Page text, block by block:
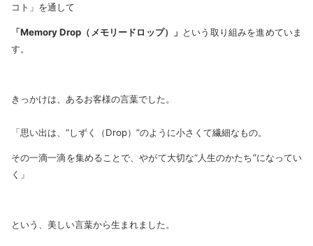
コト」を通して
「Memory Drop（メモリードロップ）」 という取り組みを進めていま
す。
きっかけは、あるお客様の言葉でした。
「思い出は、“しずく（Drop）”のように小さくて繊細なもの。
その一滴一滴を集めることで、やがて大切な“人生のかたち”になってい
く」
という、美しい言葉から生まれました。